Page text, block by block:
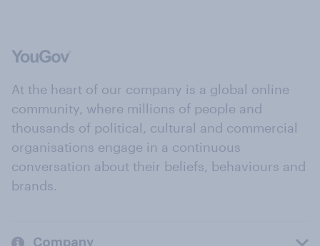
At the heart of our company is a global online
community, where millions of people and
thousands of political, cultural and commercial
organisations engage in a continuous
conversation about their beliefs, behaviours and
brands.
Company